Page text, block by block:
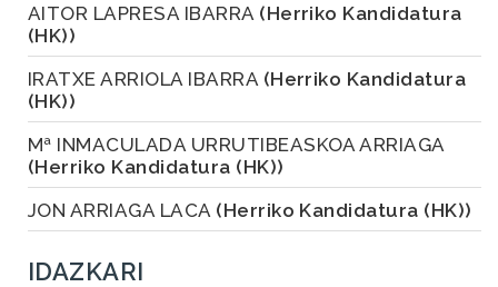
AITOR LAPRESA IBARRA (Herriko Kandidatura
(HK))
IRATXE ARRIOLA IBARRA (Herriko Kandidatura
(HK))
Mª INMACULADA URRUTIBEASKOA ARRIAGA
(Herriko Kandidatura (HK))
JON ARRIAGA LACA (Herriko Kandidatura (HK))
IDAZKARI